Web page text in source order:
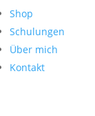
Shop
Schulungen
Über mich
Kontakt
nach:
Archive
Kontakt
Impressum
Datenschutz